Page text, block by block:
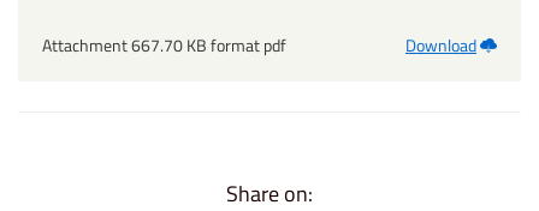
Attachment 667.70 KB format pdf Download
Share on: